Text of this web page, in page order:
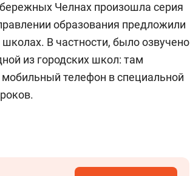
Челнах произошла серия
образования предложили
В частности, было озвучено
из городских школ: там
телефон в специальной